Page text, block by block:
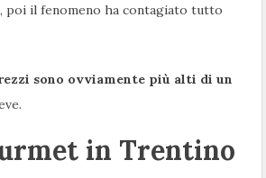
poi il fenomeno ha contagiato tutto
sono ovviamente più alti di un
in Trentino